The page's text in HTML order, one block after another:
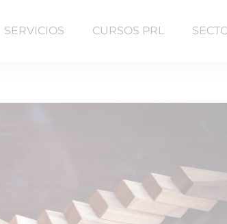
SERVICIOS CURSOS PRL